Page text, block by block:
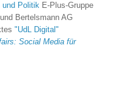
und Politik E-Plus-Gruppe
Bertelsmann AG
"UdL Digital"
Social Media für